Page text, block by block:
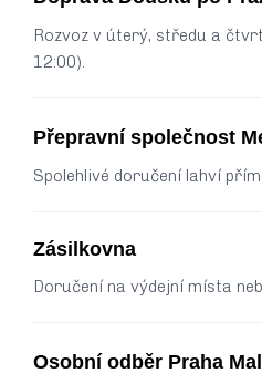
Rozvoz v úterý, středu a
12:00).
Přepravní společnost
Spolehlivé doručení lahví
Zásilkovna
Doručení na výdejní místa
Osobní odběr Praha